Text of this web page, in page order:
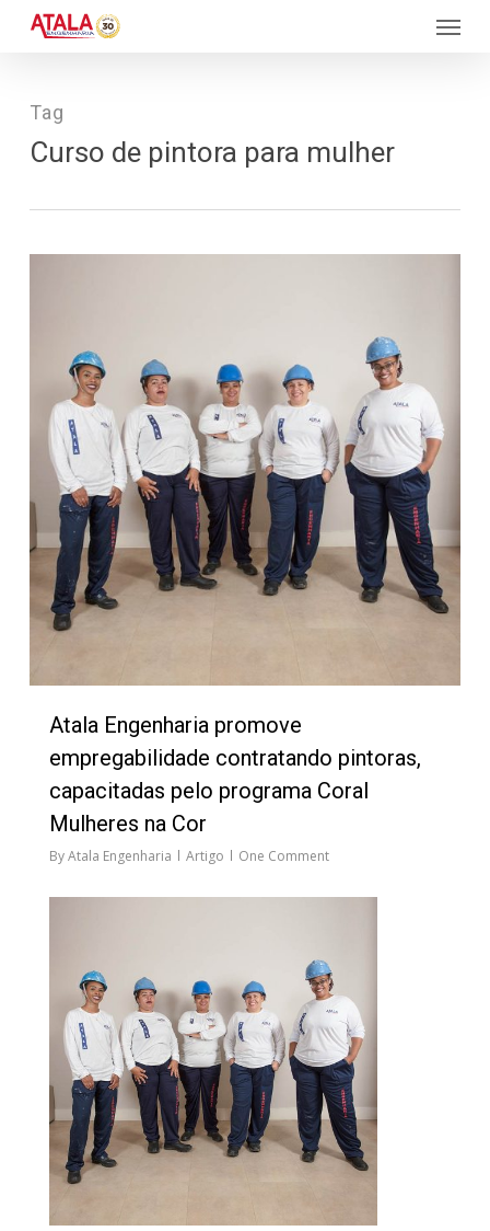
Menu
Tag
Curso de pintora para mulher
Atala Engenharia promove
empregabilidade contratando pintoras,
capacitadas pelo programa Coral
Mulheres na Cor
ByAtala Engenharia Artigo One Comment